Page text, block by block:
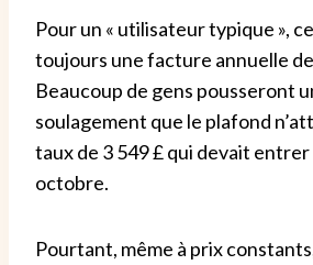
Pour un « utilisateur typique »,
toujours une facture annuelle
Beaucoup de gens pousseront
soulagement que le plafond
taux de 3 549 £ qui devait
octobre.
Pourtant, même à prix